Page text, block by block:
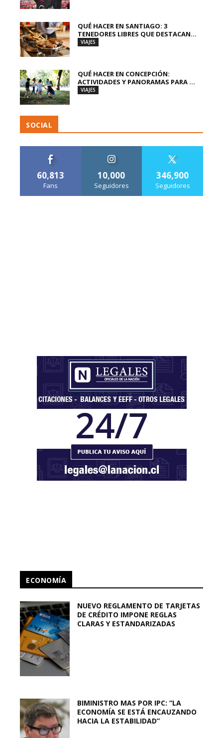
QUÉ HACER EN SANTIAGO: 3
TENEDORES LIBRES QUE DESTACAN...
VIAJES
QUÉ HACER EN CONCEPCIÓN:
ACTIVIDADES Y PANORAMAS PARA ...
VIAJES
SOCIAL
60,813
Fans
10,000
Seguidores
346,900
Seguidores
ECONOMÍA
NUEVO REGLAMENTO DE TARJETAS
DE CRÉDITO IMPONE REGLAS
CLARAS Y ESTANDARIZADAS
BIMINISTRO MAS POR IPC: “LA
ECONOMÍA SE ESTÁ ENCAUZANDO
HACIA LA ESTABILIDAD”